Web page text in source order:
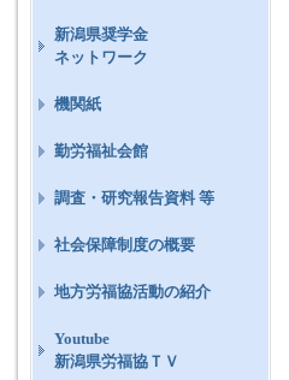
新潟県奨学金
ネットワーク
機関紙
勤労福祉会館
調査・研究報告資料 等
社会保障制度の概要
地方労福協活動の紹介
Youtube
新潟県労福協ＴＶ